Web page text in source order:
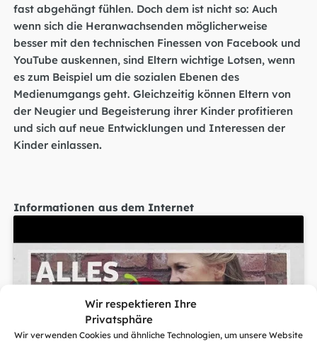
Wir respektieren Ihre
Privatsphäre
Wir verwenden Cookies und ähnliche Technologien, um unsere Website
fast abgehängt fühlen. Doch dem ist nicht so: Auch
wenn sich die Heranwachsenden möglicherweise
besser mit den technischen Finessen von Facebook und
YouTube auskennen, sind Eltern wichtige Lotsen, wenn
es zum Beispiel um die sozialen Ebenen des
Medienumgangs geht. Gleichzeitig können Eltern von
der Neugier und Begeisterung ihrer Kinder profitieren
und sich auf neue Entwicklungen und Interessen der
Kinder einlassen.
Informationen aus dem Internet
Klicke auf "Ich stimme zu", um Youtube
zu aktivieren
Cookie Policy